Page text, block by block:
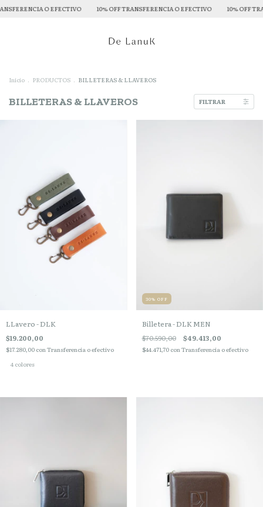
O EFECTIVO 10% OFF TRANSFERENCIA O EFECTIVO 10% OFF
Inicio . PRODUCTOS . BILLETERAS & LLAVEROS
BILLETERAS & LLAVEROS FILTRAR
LLavero - DLK
$19.200,00
$17.280,00 conTransferencia o efectivo
4 colores
30% OFF
Billetera - DLK MEN
$70.590,00 $49.413,00
$44.471,70 con Transferencia o efectivo